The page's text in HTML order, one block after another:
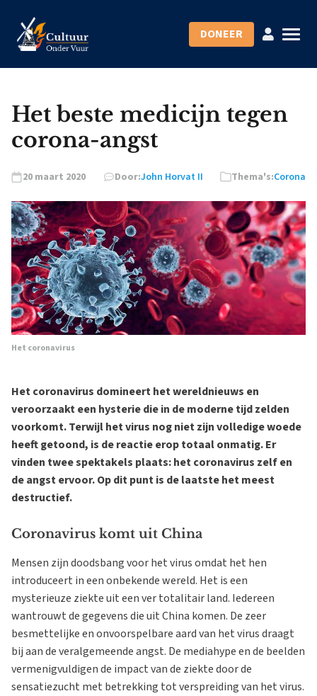
DONEER
Het beste medicijn tegen
corona-angst
20 maart 2020 Door:John Horvat II Thema's:Corona
Het coronavirus
Het coronavirus domineert het wereldnieuws en
veroorzaakt een hysterie die in de moderne tijd zelden
voorkomt. Terwijl het virus nog niet zijn volledige woede
heeft getoond, is de reactie erop totaal onmatig. Er
vinden twee spektakels plaats: het coronavirus zelf en
de angst ervoor. Op dit punt is de laatste het meest
destructief.
Coronavirus komt uit China
Mensen zijn doodsbang voor het virus omdat het hen
introduceert in een onbekende wereld. Het is een
mysterieuze ziekte uit een ver totalitair land. Iedereen
wantrouwt de gegevens die uit China komen. De zeer
besmettelijke en onvoorspelbare aard van het virus draagt
bij aan de veralgemeende angst. De mediahype en de beelden
vermenigvuldigen de impact van de ziekte door de
sensatiezucht met betrekking tot verspreiding van het virus.